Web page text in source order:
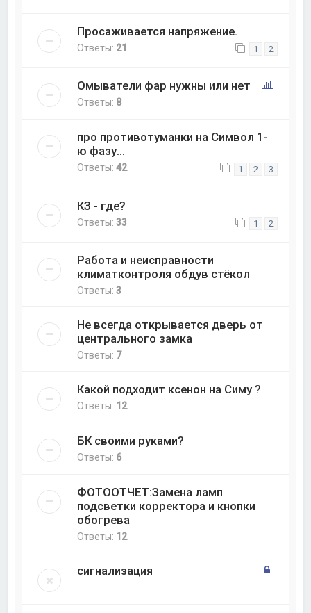
Просаживается напряжение.
Ответы: 21 1 2
Омыватели фар нужны или нет
Ответы: 8
про противотуманки на Символ 1-
ю фазу...
Ответы:42 1 2 3
КЗ - где?
Ответы:33 1 2
Работа и неисправности
климатконтроля обдув стёкол
Ответы:3
Не всегда открывается дверь от
центрального замка
Ответы: 7
Какой подходит ксенон на Симу ?
Ответы: 12
БК своими руками?
Ответы: 6
ФОТООТЧЕТ:Замена ламп
подсветки корректора и кнопки
обогрева
Ответы: 12
сигнализация